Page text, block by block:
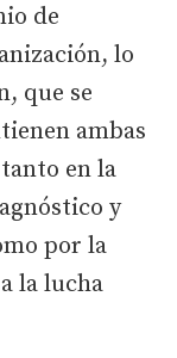
de
lo
que se
ambas
en la
y
por la
la lucha